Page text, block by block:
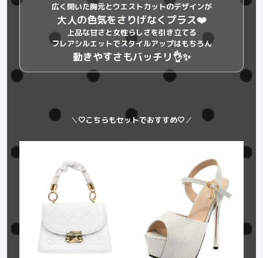
広く開いた胸元とウエストカットのデザインが
大人の色気をさりげなくプラス❤️
上品な甘さと女性らしさを引き立てる
フレアシルエットでスタイルアップはもちろん
動きやすさもバッチリ👌✨
＼🤍こちらもセットでおすすめ🤍／